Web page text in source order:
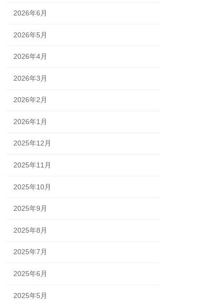
2026年6月
2026年5月
2026年4月
2026年3月
2026年2月
2026年1月
2025年12月
2025年11月
2025年10月
2025年9月
2025年8月
2025年7月
2025年6月
2025年5月